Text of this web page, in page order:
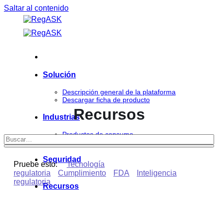
Saltar al contenido
Solución
Descripción general de la plataforma
Descargar ficha de producto
Industrias
Productos de consumo
Seguridad
Recursos
Recursos
Pruebe esto:
Tecnología
regulatoria
Cumplimiento FDA
Inteligencia
regulatoria